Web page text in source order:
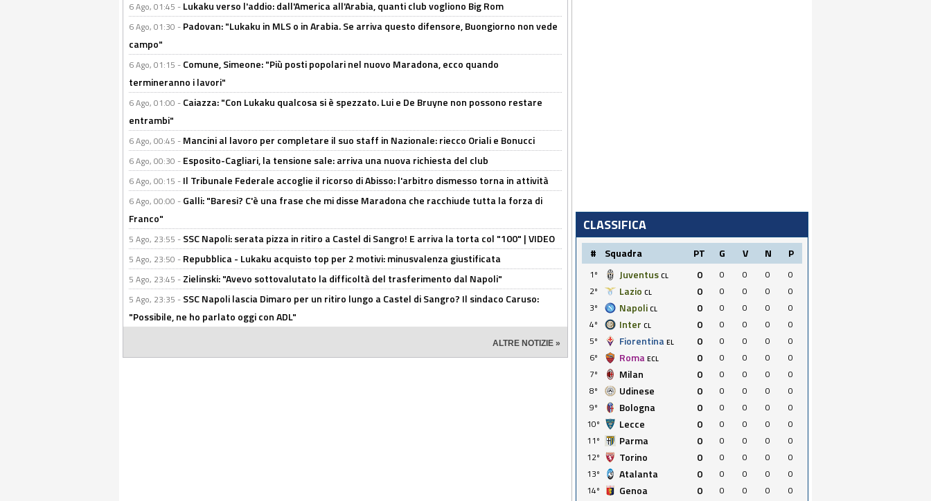
6 Ago, 01:45 - Lukaku verso l'addio: dall'America all'Arabia, quanti club vogliono Big Rom
6 Ago, 01:30 - Padovan: "Lukaku in MLS o in Arabia. Se arriva questo difensore, Buongiorno non vede
campo"
6 Ago, 01:15 - Comune, Simeone: "Più posti popolari nel nuovo Maradona, ecco quando
termineranno i lavori"
6 Ago, 01:00 - Caiazza: "Con Lukaku qualcosa si è spezzato. Lui e De Bruyne non possono restare
entrambi"
6 Ago, 00:45 - Mancini al lavoro per completare il suo staff in Nazionale: riecco Oriali e Bonucci
6 Ago, 00:30 - Esposito-Cagliari, la tensione sale: arriva una nuova richiesta del club
6 Ago, 00:15 - Il Tribunale Federale accoglie il ricorso di Abisso: l'arbitro dismesso torna in attività
6 Ago, 00:00 - Galli: "Baresi? C'è una frase che mi disse Maradona che racchiude tutta la forza di
Franco"
5 Ago, 23:55 - SSC Napoli: serata pizza in ritiro a Castel di Sangro! E arriva la torta col "100" | VIDEO
5 Ago, 23:50 - Repubblica - Lukaku acquisto top per 2 motivi: minusvalenza giustificata
5 Ago, 23:45 - Zielinski: "Avevo sottovalutato la difficoltà del trasferimento dal Napoli"
5 Ago, 23:35 - SSC Napoli lascia Dimaro per un ritiro lungo a Castel di Sangro? Il sindaco Caruso:
"Possibile, ne ho parlato oggi con ADL"
ALTRE NOTIZIE »
CLASSIFICA
# Squadra PT G V N P
1º Juventus CL 0 0 0 0
0
2º
Lazio CL 0 0 0 0
0
3º
Napoli CL 0 0 0 0
0
4º
Inter CL 0 0 0 0
0
5º
Fiorentina EL 0 0 0 0
0
6º
Roma ECL 0 0 0 0
0
7º
Milan 0 0 0 0
0
8º
Udinese 0 0 0 0
0
9º
Bologna 0 0 0 0
0
10º
Lecce 0 0 0 0
0
11º
Parma 0 0 0 0
0
12º
Torino 0 0 0 0
0
13º
Atalanta 0 0 0 0
0
14º
Genoa 0 0 0 0
0